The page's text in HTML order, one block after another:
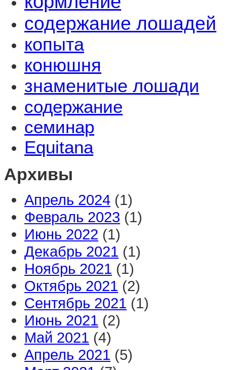
содержание лошадей
копыта
конюшня
знаменитые лошади
содержание
семинар
Equitana
Архивы
Апрель 2024 (1)
Февраль 2023 (1)
Июнь 2022 (1)
Декабрь 2021 (1)
Ноябрь 2021 (1)
Октябрь 2021 (2)
Сентябрь 2021 (1)
Июнь 2021 (2)
Май 2021 (4)
Апрель 2021 (5)